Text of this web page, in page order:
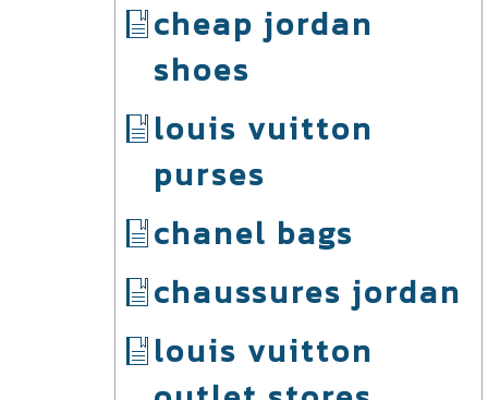
cheap jordan
shoes
louis vuitton
purses
chanel bags
chaussures jordan
louis vuitton